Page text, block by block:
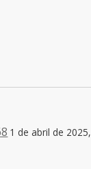
1 de abril de 2025,